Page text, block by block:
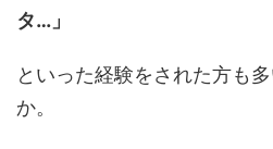
タ…」
といった経験をされた方も
か。